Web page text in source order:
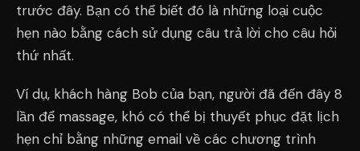
trước đây. Bạn có thể biết đó là những loại cuộc
hẹn nào bằng cách sử dụng câu trả lời cho câu hỏi
thứ nhất.
Ví dụ, khách hàng Bob của bạn, người đã đến đây 8
lần để massage, khó có thể bị thuyết phục đặt lịch
hẹn chỉ bằng những email về các chương trình